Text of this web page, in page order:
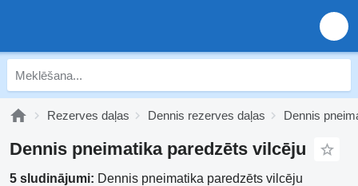
Rezerves daļas Dennis rezerves daļas Dennis
Dennis pneimatika paredzēts vilcēju
5 sludinājumi: Dennis pneimatika paredzēts vilcēju